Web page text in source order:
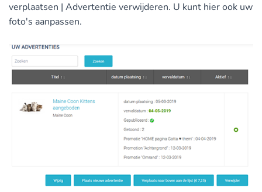
verplaatsen | Advertentie verwijderen. U kunt hier ook uw
foto's aanpassen.